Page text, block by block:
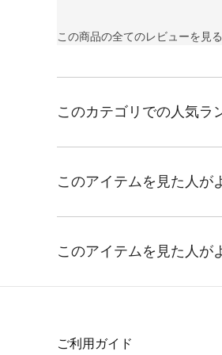
この商品の全てのレビューを見る
ご利用ガイド